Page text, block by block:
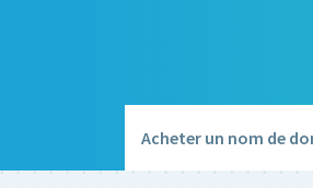
Acheter un nom de